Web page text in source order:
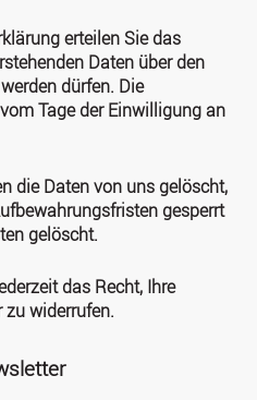
erteilen Sie das
Daten über den
dürfen. Die
Tage der Einwilligung an
die Daten von uns gelöscht,
gesperrt
gelöscht.
das Recht, Ihre
widerrufen.